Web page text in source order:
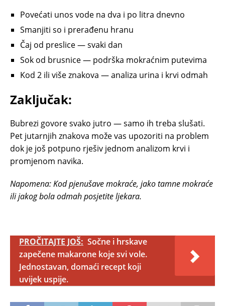
Povećati unos vode na dva i po litra dnevno
Smanjiti so i prerađenu hranu
Čaj od preslice — svaki dan
Sok od brusnice — podrška mokraćnim putevima
Kod 2 ili više znakova — analiza urina i krvi odmah
Zaključak:
Bubrezi govore svako jutro — samo ih treba slušati.
Pet jutarnjih znakova može vas upozoriti na problem
dok je još potpuno rješiv jednom analizom krvi i
promjenom navika.
Napomena: Kod pjenušave mokraće, jako tamne mokraće
ili jakog bola odmah posjetite ljekara.
PROČITAJTE JOŠ: Sočne i hrskave
zapečene makarone koje svi vole.
Jednostavan, domaći recept koji
uvijek uspije.